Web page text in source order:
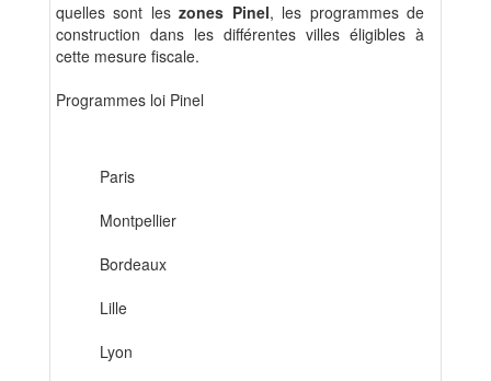
quelles sont leszones Pinel, les programmes de
construction dans les différentes villes éligibles à
cette mesure fiscale.
Programmes loi Pinel
Paris
Montpellier
Bordeaux
Lille
Lyon